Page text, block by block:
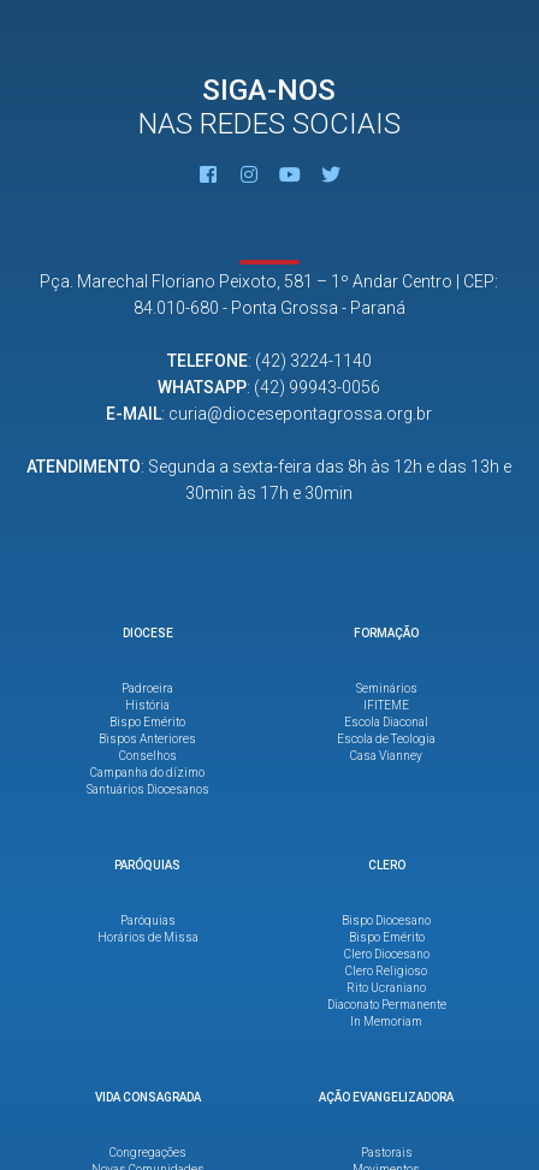
SIGA-NOS
NAS REDES SOCIAIS
Pça. Marechal Floriano Peixoto, 581 – 1º Andar Centro | CEP:
84.010-680 - Ponta Grossa - Paraná
TELEFONE: (42) 3224-1140
WHATSAPP: (42) 99943-0056
E-MAIL: curia@diocesepontagrossa.org.br
ATENDIMENTO: Segunda a sexta-feira das 8h às 12h e das 13h e
30min às 17h e 30min
DIOCESE
Padroeira
História
Bispo Emérito
Bispos Anteriores
Conselhos
Campanha do dízimo
Santuários Diocesanos
FORMAÇÃO
Seminários
IFITEME
Escola Diaconal
Escola de Teologia
Casa Vianney
PARÓQUIAS
Paróquias
Horários de Missa
CLERO
Bispo Diocesano
Bispo Emérito
Clero Diocesano
Clero Religioso
Rito Ucraniano
Diaconato Permanente
In Memoriam
VIDA CONSAGRADA
Congregações
AÇÃO EVANGELIZADORA
Pastorais